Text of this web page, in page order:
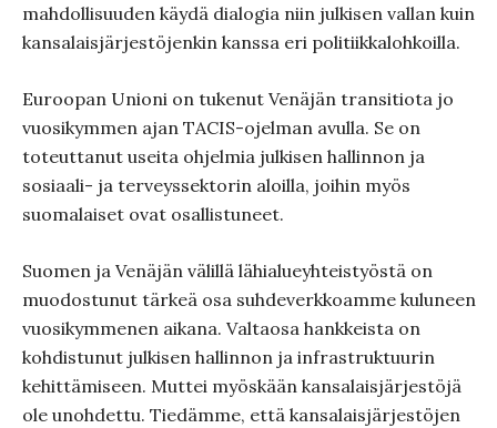
mahdollisuuden käydä dialogia niin julkisen vallan kuin
kansalaisjärjestöjenkin kanssa eri politiikkalohkoilla.
Euroopan Unioni on tukenut Venäjän transitiota jo
vuosikymmen ajan TACIS-ojelman avulla. Se on
toteuttanut useita ohjelmia julkisen hallinnon ja
sosiaali- ja terveyssektorin aloilla, joihin myös
suomalaiset ovat osallistuneet.
Suomen ja Venäjän välillä lähialueyhteistyöstä on
muodostunut tärkeä osa suhdeverkkoamme kuluneen
vuosikymmenen aikana. Valtaosa hankkeista on
kohdistunut julkisen hallinnon ja infrastruktuurin
kehittämiseen. Muttei myöskään kansalaisjärjestöjä
ole unohdettu. Tiedämme, että kansalaisjärjestöjen